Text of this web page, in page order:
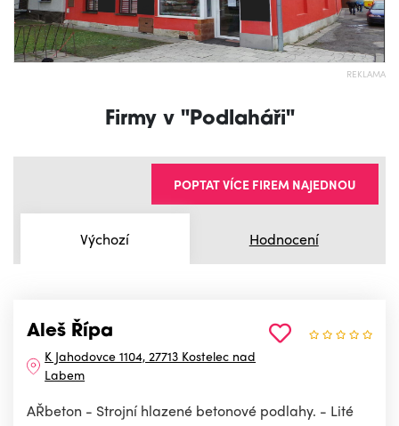
REKLAMA
Firmy v "Podlaháři"
Výchozí Hodnocení
POPTAT VÍCE FIREM NAJEDNOU
Aleš Řípa
K Jahodovce 1104, 27713 Kostelec nad
Labem
AŘbeton - Strojní hlazené betonové podlahy. - Lité